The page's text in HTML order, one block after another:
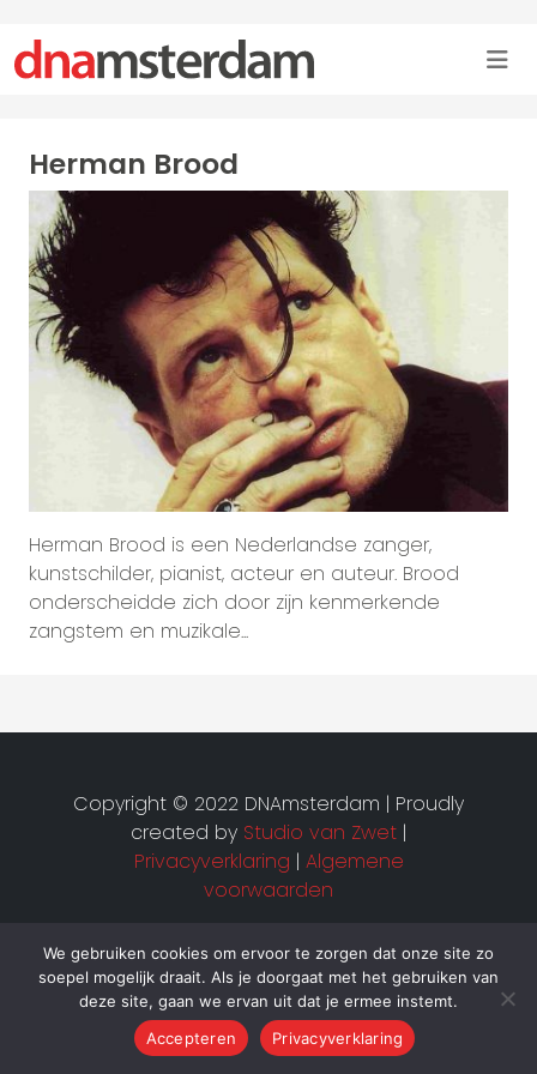
Herman Brood
Herman Brood is een Nederlandse zanger,
kunstschilder, pianist, acteur en auteur. Brood
onderscheidde zich door zijn kenmerkende
zangstem en muzikale...
We gebruiken cookies om ervoor te zorgen dat onze site zo
soepel mogelijk draait. Als je doorgaat met het gebruiken van
deze site, gaan we ervan uit dat je ermee instemt.
Accepteren
Privacyverklaring
Copyright © 2022 DNAmsterdam | Proudly
created by Studio van Zwet |
Privacyverklaring | Algemene
voorwaarden